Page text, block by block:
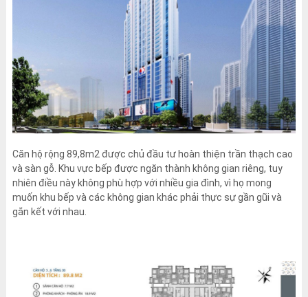
Căn hộ rộng 89,8m2 được chủ đầu tư hoàn thiện trần thạch cao
và sàn gỗ. Khu vực bếp được ngăn thành không gian riêng, tuy
nhiên điều này không phù hợp với nhiều gia đình, vì họ mong
muốn khu bếp và các không gian khác phải thực sự gần gũi và
gắn kết với nhau.